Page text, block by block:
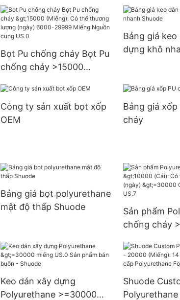
vòng 10 giây kết quả hoàn
hảo chất lượng cao cấp
Bọt Pu chống cháy Bọt Pu
chống cháy >15000
lượng (ngày) 6000-29999
Miếng Nguồn cung US.0
Bảng giá keo
dựng khô
Công ty sản xuất bọt xốp
OEM
Bảng giá xốp
cháy
Bảng giá bọt polyurethane
mật độ thấp Shuode
Sản phẩm
chống cháy
(ngày)
cung cấp
Keo dán xây dựng
Polyurethane >=30000
Shuode
Polyurethane